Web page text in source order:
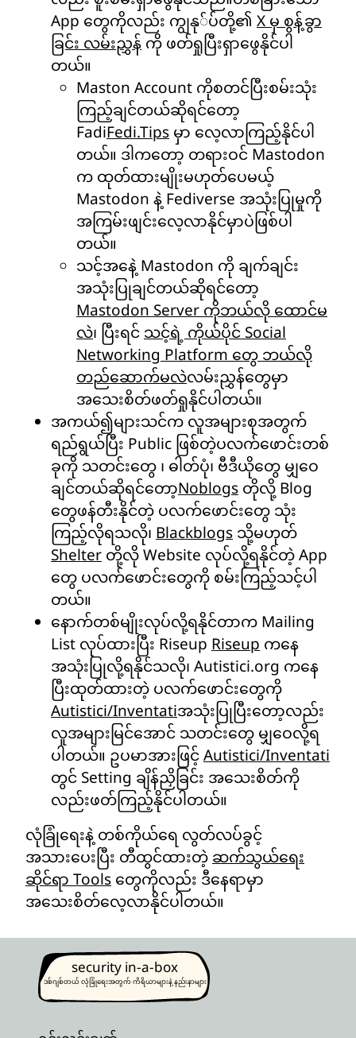
App တွေကိုလည်း ကျွနု်ပ်တို့၏ X မှ စွန့်ခွာ
ခြင်း လမ်းညွှန် ကို ဖတ်ရှုပြီးရှာဖွေနိုင်ပါ
တယ်။
Maston Account ကိုစတင်ပြီးစမ်းသုံး
ကြည့်ချင်တယ်ဆိုရင်တော့
FadiFedi.Tips မှာ လေ့လာကြည့်နိုင်ပါ
တယ်။ ဒါကတော့ တရားဝင် Mastodon
က ထုတ်ထားမျိုးမဟုတ်ပေမယ့်
Mastodon နဲ့ Fediverse အသုံးပြုမှုကို
အကြမ်းဖျင်းလေ့လာနိုင်မှာပဲဖြစ်ပါ
တယ်။
သင့်အနေဲ့ Mastodon ကို ချက်ချင်း
အသုံးပြုချင်တယ်ဆိုရင်တော့
Mastodon Server ကိုဘယ်လို ထောင်မ
လဲ၊ ပြီးရင် သင့်ရဲ့ ကိုယ်ပိုင် Social
Networking Platform တွေ ဘယ်လို
တည်ဆောက်မလဲလမ်းညွှန်တွေမှာ
အသေးစိတ်ဖတ်ရှုနိုင်ပါတယ်။
အကယ်၍များသင်က လူအများစုအတွက်
ရည်ရွယ်ပြီး Public ဖြစ်တဲ့ပလက်ဖောင်းတစ်
ခုကို သတင်းတွေ ၊ ဓါတ်ပုံ၊ ဗီဒီယိုတွေ မျှဝေ
ချင်တယ်ဆိုရင်တော့Noblogs တိုလို့ Blog
တွေဖန်တီးနိုင်တဲ့ ပလက်ဖောင်းတွေ သုံး
ကြည့်လိုရသလို၊ Blackblogs သို့မဟုတ်
Shelter တို့လို Website လုပ်လို့ရနိုင်တဲ့ App
တွေ ပလက်ဖောင်းတွေကို စမ်းကြည့်သင့်ပါ
တယ်။
နောက်တစ်မျိုးလုပ်လို့ရနိုင်တာက Mailing
List လုပ်ထားပြီး Riseup Riseup ကနေ
အသုံးပြုလို့ရနိုင်သလို၊ Autistici.org ကနေ
ပြီးထုတ်ထားတဲ့ ပလက်ဖောင်းတွေကို
Autistici/Inventatiအသုံးပြုပြီးတော့လည်း
လူအများမြင်အောင် သတင်းတွေ မျှဝေလို့ရ
ပါတယ်။ ဥပမာအားဖြင့်Autistici/Inventati
တွင် Setting ချိန်ညှိခြင်း အသေးစိတ်ကို
လည်းဖတ်ကြည့်နိုင်ပါတယ်။
လုံခြုံရေးနဲ့ တစ်ကိုယ်ရေ လွတ်လပ်ခွင့်
အသားပေးပြီး တီထွင်ထားတဲ့ ဆက်သွယ်ရေး
ဆိုင်ရာ Tools တွေကိုလည်း ဒီနေရာမှာ
အသေးစိတ်လေ့လာနိုင်ပါတယ်။
security in-a-box
ဒစ်ဂျစ်တယ် လုံခြုံရေးအတွက် ကိရိယာများနဲ့ နည်းနာများ